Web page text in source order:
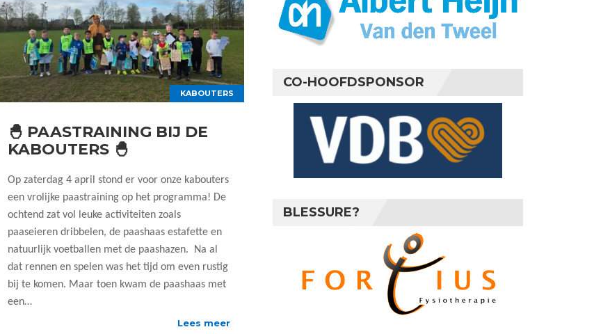
KABOUTERS
🐣 PAASTRAINING BIJ DE
KABOUTERS 🐣
Op zaterdag 4 april stond er voor onze kabouters
een vrolijke paastraining op het programma! De
ochtend zat vol leuke activiteiten zoals
paaseieren dribbelen, de paashaas estafette en
natuurlijk voetballen met de paashazen. Na al
dat rennen en spelen was het tijd om even rustig
bij te komen. Maar toen kwam de paashaas met
een…
Lees meer
CO-HOOFDSPONSOR
BLESSURE?